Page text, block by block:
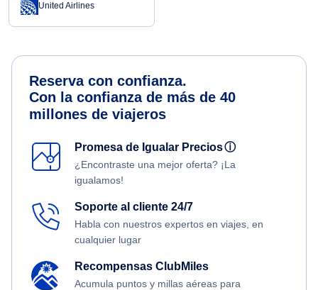
United Airlines
Reserva con confianza.
Con la confianza de más de 40
millones de viajeros
Promesa de Igualar Preciosⓘ
¿Encontraste una mejor oferta? ¡La
igualamos!
Soporte al cliente 24/7
Habla con nuestros expertos en viajes, en
cualquier lugar
Recompensas ClubMiles
Acumula puntos y millas aéreas para